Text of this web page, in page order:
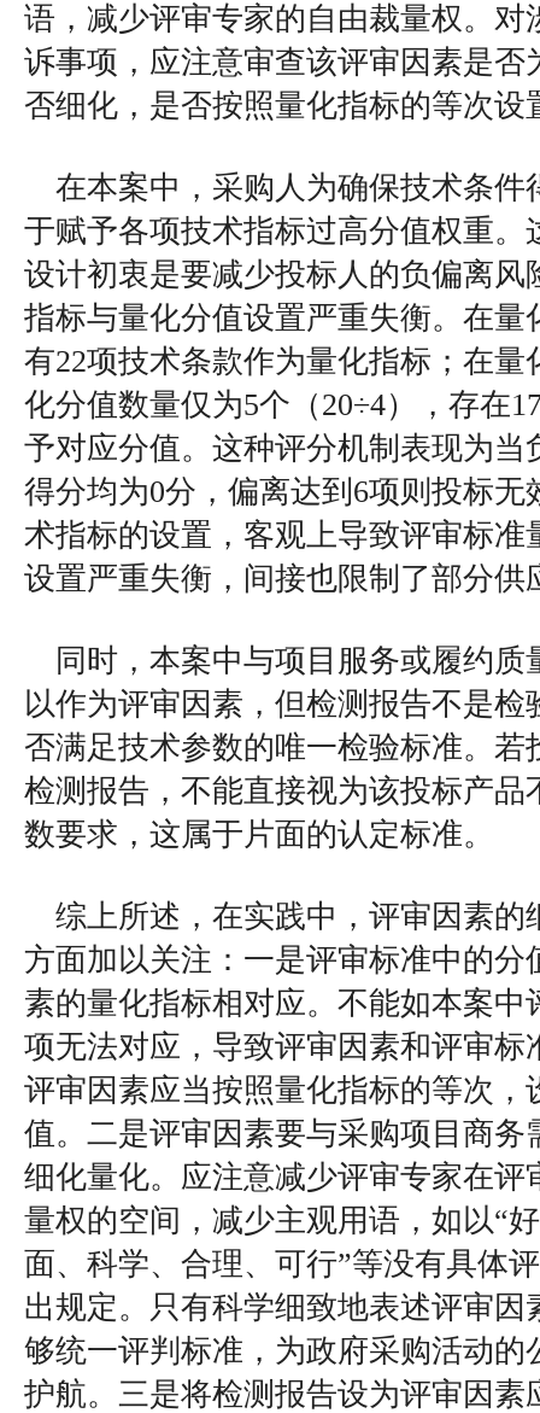
语，减少评审专家的自由裁量权。对
诉事项，应注意审查该评审因素是否
否细化，是否按照量化指标的等次设
在本案中，采购人为确保技术条件
于赋予各项技术指标过高分值权重。
设计初衷是要减少投标人的负偏离风
指标与量化分值设置严重失衡。在量
有22项技术条款作为量化指标；在量
化分值数量仅为5个（20÷4），存在
予对应分值。这种评分机制表现为当
得分均为0分，偏离达到6项则投标无
术指标的设置，客观上导致评审标准
设置严重失衡，间接也限制了部分供
同时，本案中与项目服务或履约质
以作为评审因素，但检测报告不是检
否满足技术参数的唯一检验标准。若
检测报告，不能直接视为该投标产品
数要求，这属于片面的认定标准。
综上所述，在实践中，评审因素的
方面加以关注：一是评审标准中的分
素的量化指标相对应。不能如本案中
项无法对应，导致评审因素和评审标
评审因素应当按照量化指标的等次，
值。二是评审因素要与采购项目商务
细化量化。应注意减少评审专家在评
量权的空间，减少主观用语，如以“
面、科学、合理、可行”等没有具体
出规定。只有科学细致地表述评审因
够统一评判标准，为政府采购活动的
护航。三是将检测报告设为评审因素